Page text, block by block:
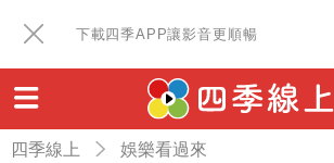
下載四季APP讓影音更順暢
四季線上 娛樂看過來